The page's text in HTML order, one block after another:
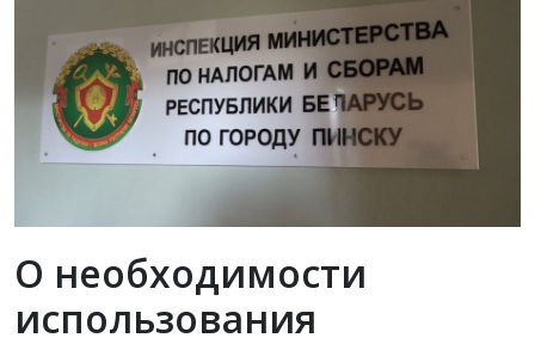
О необходимости
использования